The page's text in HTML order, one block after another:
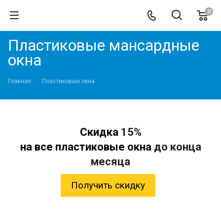
0
Пластиковые мансардные
окна
Главная Пластиковые окна
Скидка 15%
на все пластиковые окна до конца
месяца
Получить скидку